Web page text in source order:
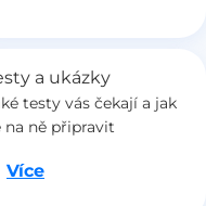
a ukázky
testy vás čekají a jak
na ně připravit
VíceJdeme na to